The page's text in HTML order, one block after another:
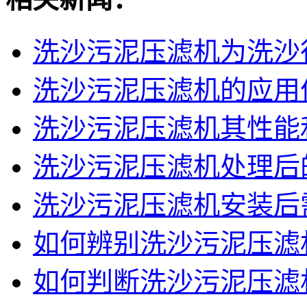
洗沙污泥压滤机为洗
洗沙污泥压滤机的应用
洗沙污泥压滤机其性
洗沙污泥压滤机处理
洗沙污泥压滤机安装
如何辨别洗沙污泥压
如何判断洗沙污泥压